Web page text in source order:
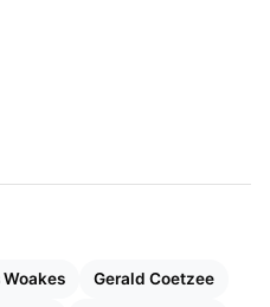
कर सकते हैं।
स्ट्रीमिंग और सबकुछ जो जानना
Woakes Gerald Coetzee